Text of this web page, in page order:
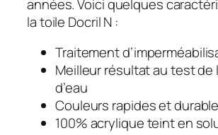
années. Voici quelques
la toile Docril N :
Traitement
Meilleur résultat au test de
d’eau
Couleurs rapides et
100% acrylique teint en